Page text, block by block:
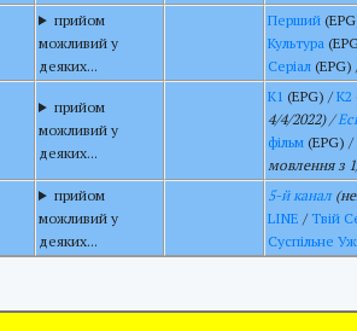
прийом
можливий у
деяких...
Перший
Культура
Серіал (EPG)
прийом
можливий у
деяких...
К1 (EPG) /К2
4/4/2022) /
фільм (EPG) /
мовлення з
прийом
можливий у
деяких...
5-й канал
LINE / Твій
Суспільне